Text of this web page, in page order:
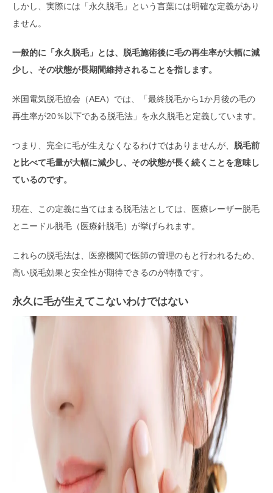
しかし、実際には「永久脱毛」という言葉には明確な定義があり
ません。
一般的に「永久脱毛」とは、脱毛施術後に毛の再生率が大幅に減
少し、その状態が長期間維持されることを指します。
米国電気脱毛協会（AEA）では、「最終脱毛から1か月後の毛の
再生率が20％以下である脱毛法」を永久脱毛と定義しています。
つまり、完全に毛が生えなくなるわけではありませんが、 脱毛前
と比べて毛量が大幅に減少し、その状態が長く続くことを意味し
ているのです。
現在、この定義に当てはまる脱毛法としては、医療レーザー脱毛
とニードル脱毛（医療針脱毛）が挙げられます。
これらの脱毛法は、医療機関で医師の管理のもと行われるため、
高い脱毛効果と安全性が期待できるのが特徴です。
永久に毛が生えてこないわけではない